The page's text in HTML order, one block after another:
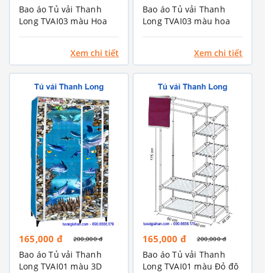
Bao áo Tủ vải Thanh
Long TVAI03 màu Hoa
Xem chi tiết
Bao áo Tủ vải Thanh
Long TVAI03 màu hoa
Xem chi tiết
165,000 đ 200,000 đ
Bao áo Tủ vải Thanh
Long TVAI01 màu 3D
165,000 đ 200,000 đ
Bao áo Tủ vải Thanh
Long TVAI01 màu Đỏ đô